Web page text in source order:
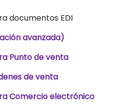
documentos EDI
avanzada)
Punto de venta
de venta
Comercio electrónico